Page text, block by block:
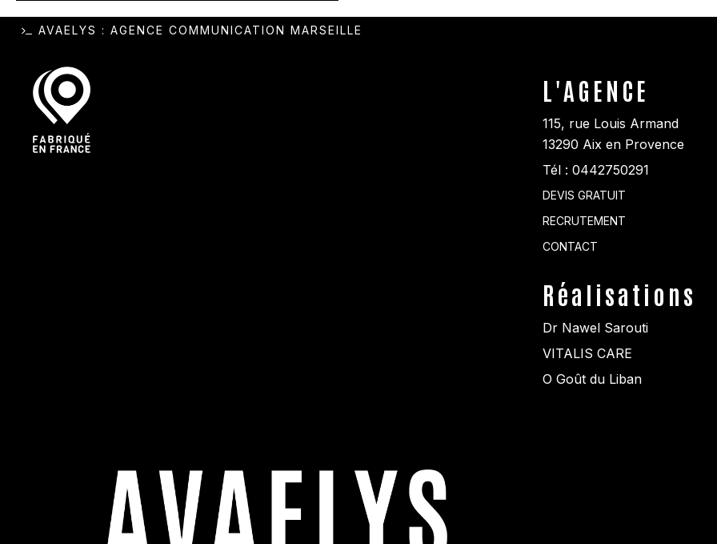
AVAELYS : AGENCE COMMUNICATION MARSEILLE
L'AGENCE
115, rue Louis Armand
13290 Aix en Provence
Tél :0442750291
DEVIS GRATUIT
RECRUTEMENT
CONTACT
Réalisations
Dr Nawel Sarouti
VITALIS CARE
O Goût du Liban